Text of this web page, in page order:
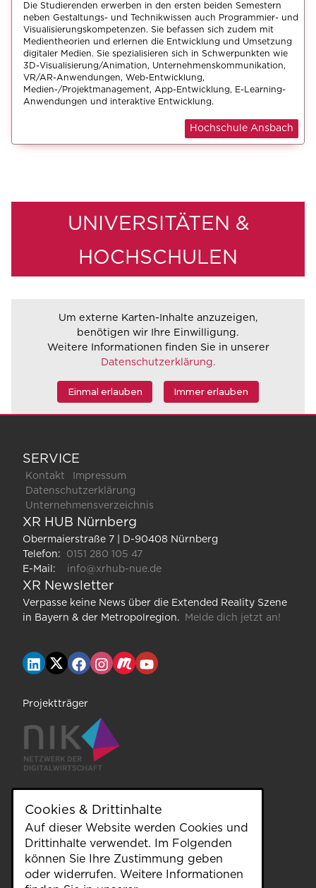
Die Studierenden erwerben in den ersten beiden Semestern
neben Gestaltungs- und Technikwissen auch Programmier- und
Visualisierungskompetenzen. Sie befassen sich zudem mit
Medientheorien und erlernen die Entwicklung und Umsetzung
digitaler Medien. Sie spezialisieren sich in Schwerpunkten wie
3D-Visualisierung/Animation, Unternehmenskommunikation,
VR/AR-Anwendungen, Web-Entwicklung,
Medien-/Projektmanagement, App-Entwicklung, E-Learning-
Anwendungen und interaktive Entwicklung.
Hochschule Ansbach
UNIVERSITÄTEN &
HOCHSCHULEN
Um externe Karten-Inhalte anzuzeigen,
benötigen wir Ihre Einwilligung.
Weitere Informationen finden Sie in unserer
Datenschutzerklärung.
Einmal erlauben Immer erlauben
SERVICE
Kontakt
Impressum
Datenschutzerklärung
Unternehmensverzeichnis
XR HUB Nürnberg
Obermaierstraße 7 | D-90408 Nürnberg
Telefon:
0151 280 105 47
E-Mail:
info@xrhub-nue.de
XR Newsletter
Verpasse keine News über die Extended Reality Szene
in Bayern & der Metropolregion.
Melde dich jetzt an!
Projektträger
unterstützt durch
Cookies & Drittinhalte
Auf dieser Website werden Cookies und
Drittinhalte verwendet. Im Folgenden
können Sie Ihre Zustimmung geben
oder widerrufen. Weitere Informationen